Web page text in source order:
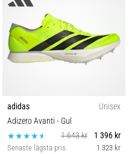
adidas
Unisex
Adizero Avanti - Gul
1 643 kr
1 396 kr
Senaste lägsta pris 1 323 kr